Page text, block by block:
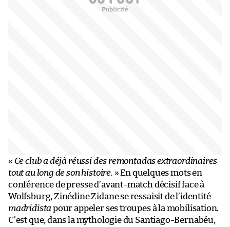
« Ce club a déjà réussi des remontadas extraordinaires
tout au long de son histoire. » En quelques mots en
conférence de presse d’avant-match décisif face à
Wolfsburg, Zinédine Zidane se ressaisit de l’identité
madridista pour appeler ses troupes à la mobilisation.
C’est que, dans la mythologie du Santiago-Bernabéu,